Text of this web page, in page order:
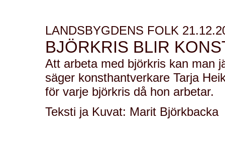
LANDSBYGDENS FOLK
BJÖRKRIS BLIR
Att arbeta med björkris kan man
säger konsthantverkare Tarja
för varje björkris då hon arbetar.
Teksti ja Kuvat: Marit Björkbacka